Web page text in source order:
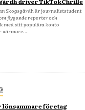
Skogsgårdh är journaliststudent
flygande reporter och
med sitt populära konto
närmare...
lönsammare företag